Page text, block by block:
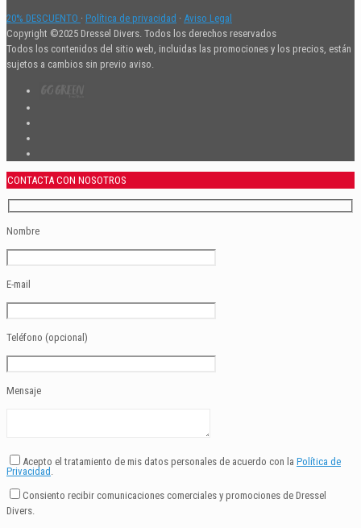
20% DESCUENTO · Política de privacidad · Aviso Legal
Copyright ©2025 Dressel Divers. Todos los derechos reservados
Todos los contenidos del sitio web, incluidas las promociones y los precios, están
sujetos a cambios sin previo aviso.
CONTACTA CON NOSOTROS
Nombre
E-mail
Teléfono (opcional)
Mensaje
Acepto el tratamiento de mis datos personales de acuerdo con la Política de
Privacidad
Consiento recibir comunicaciones comerciales y promociones de Dressel
Divers.